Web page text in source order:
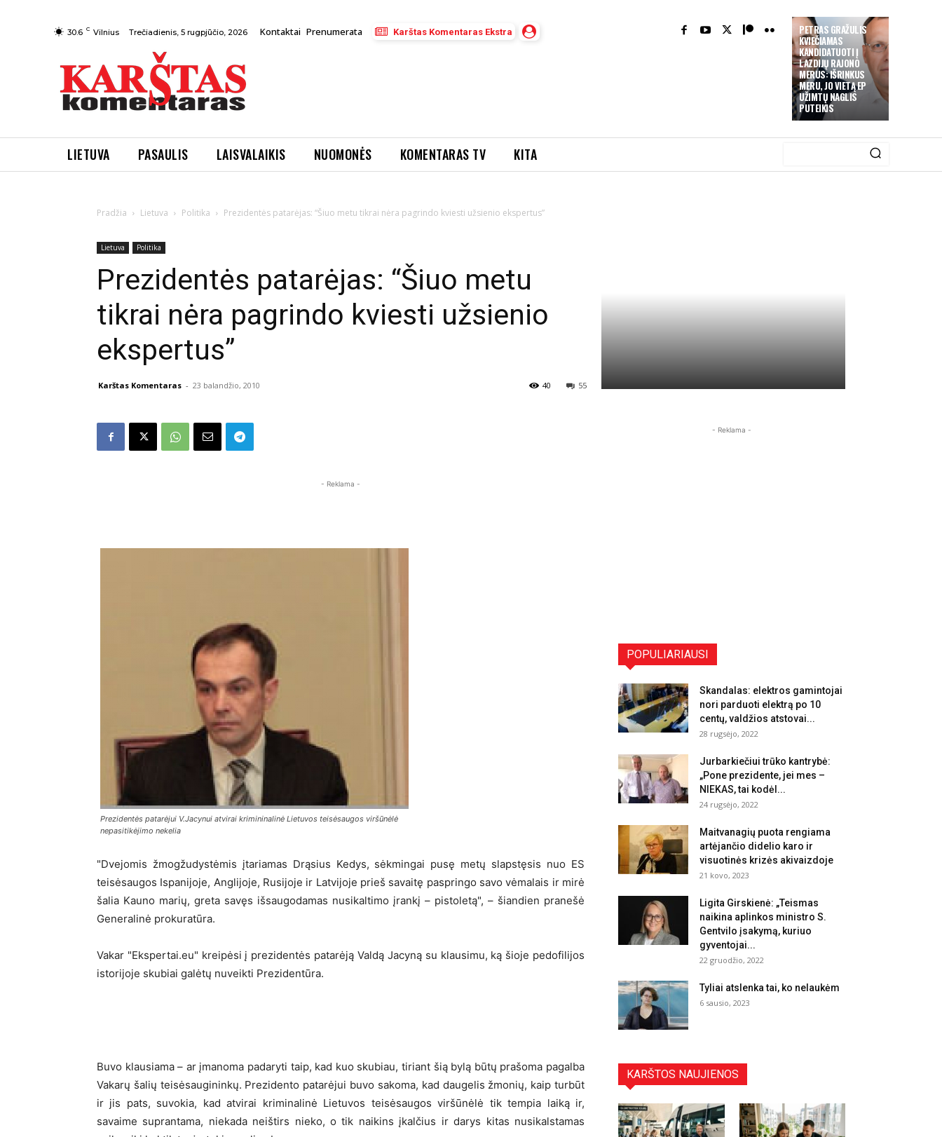
PETRAS GRAŽULIS
KVIEČIAMAS
KANDIDATUOTI Į
LAZDIJŲ RAJONO
MERUS: IŠRINKUS
MERU, JO VIETĄ EP
UŽIMTŲ NAGLIS
PUTEIKIS
30.6 C Vilnius Trečiadienis, 5 rugpjūčio, 2026 Kontaktai Prenumerata Karštas Komentaras Ekstra
LIETUVA PASAULIS LAISVALAIKIS NUOMONĖS KOMENTARAS TV KITA
Pradžia Lietuva Politika Prezidentės patarėjas: “Šiuo metu tikrai nėra pagrindo kviesti užsienio ekspertus”
Lietuva Politika
Prezidentės patarėjas: “Šiuo metu
tikrai nėra pagrindo kviesti užsienio
ekspertus”
Karštas Komentaras - 23 balandžio, 2010 55
40
- Reklama -
Prezidentės patarėjui V.Jacynui atvirai krimininalinė Lietuvos teisėsaugos viršūnėlė
nepasitikėjimo nekelia
"Dvejomis žmogžudystėmis įtariamas Drąsius Kedys, sėkmingai pusę metų slapstęsis nuo ES
teisėsaugos Ispanijoje, Anglijoje, Rusijoje ir Latvijoje prieš savaitę paspringo savo vėmalais ir mirė
šalia Kauno marių, greta savęs išsaugodamas nusikaltimo įrankį – pistoletą", – šiandien pranešė
Generalinė prokuratūra.
Vakar "Ekspertai.eu" kreipėsi į prezidentės patarėją Valdą Jacyną su klausimu, ką šioje pedofilijos
istorijoje skubiai galėtų nuveikti Prezidentūra.
Buvo klausiama – ar įmanoma padaryti taip, kad kuo skubiau, tiriant šią bylą būtų prašoma pagalba
Vakarų šalių teisėsaugininkų. Prezidento patarėjui buvo sakoma, kad daugelis žmonių, kaip turbūt
ir jis pats, suvokia, kad atvirai kriminalinė Lietuvos teisėsaugos viršūnėlė tik tempia laiką ir,
savaime suprantama, niekada neištirs nieko, o tik naikins įkalčius ir darys kitas nusikalstamas
- Reklama -
POPULIARIAUSI
Skandalas: elektros gamintojai
nori parduoti elektrą po 10
centų, valdžios atstovai...
28 rugsėjo, 2022
Jurbarkiečiui trūko kantrybė:
„Pone prezidente, jei mes –
NIEKAS, tai kodėl...
24 rugsėjo, 2022
Maitvanagių puota rengiama
artėjančio didelio karo ir
visuotinės krizės akivaizdoje
21 kovo, 2023
Ligita Girskienė: „Teismas
naikina aplinkos ministro S.
Gentvilo įsakymą, kuriuo
gyventojai...
22 gruodžio, 2022
Tyliai atslenka tai, ko nelaukėm
6 sausio, 2023
KARŠTOS NAUJIENOS